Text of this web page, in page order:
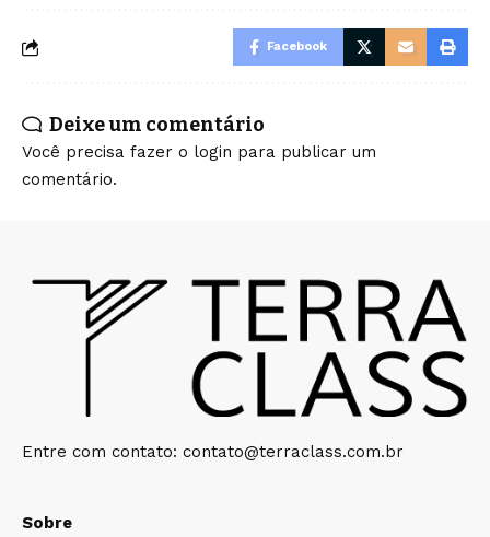
Facebook
Deixe um comentário
Você precisa fazer o login para publicar um
comentário.
Entre com contato: contato@terraclass.com.br
Sobre